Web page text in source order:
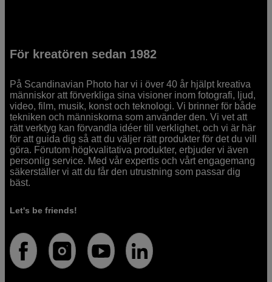
För kreatören sedan 1982
På Scandinavian Photo har vi i över 40 år hjälpt kreativa
människor att förverkliga sina visioner inom fotografi, ljud,
video, film, musik, konst och teknologi. Vi brinner för både
tekniken och människorna som använder den. Vi vet att
rätt verktyg kan förvandla idéer till verklighet, och vi är här
för att guida dig så att du väljer rätt produkter för det du vill
göra. Förutom högkvalitativa produkter, erbjuder vi även
personlig service. Med vår expertis och vårt engagemang
säkerställer vi att du får den utrustning som passar dig
bäst.
Let's be friends!